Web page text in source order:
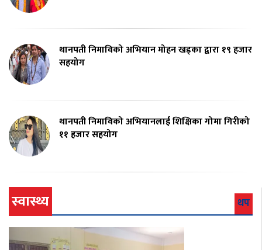
थानपती निमाविको अभियान मोहन खड्का द्वारा १९ हजार
सहयोग
थानपती निमाविको अभियानलाई शिक्षिका गोमा गिरीको
११ हजार सहयोग
स्वास्थ्य थप